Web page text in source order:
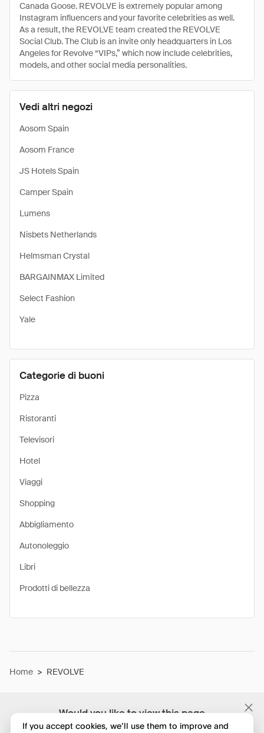
Would you like to view this page
in English?
Canada Goose. REVOLVE is extremely popular among
Instagram influencers and your favorite celebrities as well.
As a result, the REVOLVE team created the REVOLVE
Social Club. The Club is an invite only headquarters in Los
Angeles for Revolve “VIPs,” which now include celebrities,
models, and other social media personalities.
Vedi altri negozi
Aosom Spain
Aosom France
JS Hotels Spain
Camper Spain
Lumens
Nisbets Netherlands
Helmsman Crystal
BARGAINMAX Limited
Select Fashion
Yale
Categorie di buoni
Pizza
Ristoranti
Televisori
Hotel
Viaggi
Shopping
Abbigliamento
Autonoleggio
Libri
Prodotti di bellezza
Home > REVOLVE
If you accept cookies, we’ll use them to improve and